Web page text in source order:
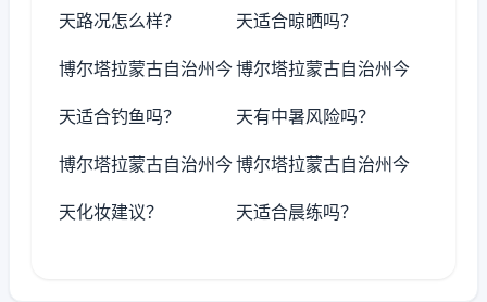
天路况怎么样？ 天适合晾晒吗？
博尔塔拉蒙古自治州今
天适合钓鱼吗？
博尔塔拉蒙古自治州今
天有中暑风险吗？
博尔塔拉蒙古自治州今
天化妆建议？
博尔塔拉蒙古自治州今
天适合晨练吗？